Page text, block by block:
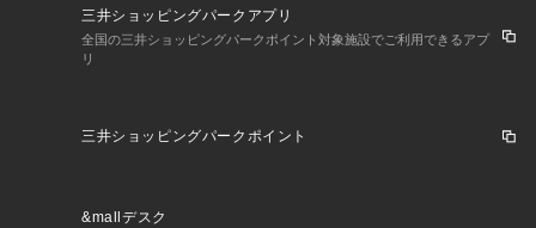
＜商品仕様＞
・バック部分伸縮性：あり
・クロッチ部分防水布使用
お揃いのアイテムは以下よりご確認ください。
・64552 ブラジャー（G・H）
三井ショッピングパークアプリ
全国の三井ショッピングパークポイント対象施設でご利用できるアプ
リ
三井ショッピングパークポイント
&mallデスク